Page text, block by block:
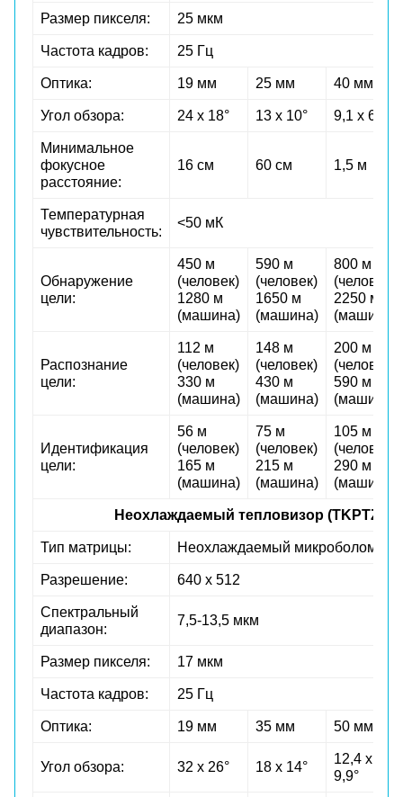
Размер пикселя: 25 мкм
Частота кадров: 25 Гц
Оптика: 19 мм 25 мм 40 мм
Угол обзора: 24 х 18° 13 х 10° 9,1 х 6,9°
Минимальное
фокусное
расстояние:
16 см 60 см 1,5 м
Температурная
чувствительность:
<50 мК
Обнаружение
цели:
450 м
(человек)
1280 м
(машина)
590 м
(человек)
1650 м
(машина)
800 м
(человек)
2250 м
(машина)
Распознание
цели:
112 м
(человек)
330 м
(машина)
148 м
(человек)
430 м
(машина)
200 м
(человек)
590 м
(машина)
Идентификация
цели:
56 м
(человек)
165 м
(машина)
75 м
(человек)
215 м
(машина)
105 м
(человек)
290 м
(машина)
Неохлаждаемый тепловизор (TKPTZ-
Тип матрицы: Неохлаждаемый микроболометр
Разрешение: 640 x 512
Спектральный
диапазон:
7,5-13,5 мкм
Размер пикселя: 17 мкм
Частота кадров: 25 Гц
Оптика: 19 мм 35 мм 50 мм
Угол обзора: 32 х 26° 18 х 14°
12,4 х
9,9°